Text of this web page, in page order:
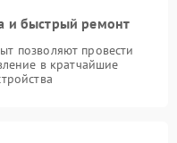
и быстрый ремонт
позволяют провести
в кратчайшие